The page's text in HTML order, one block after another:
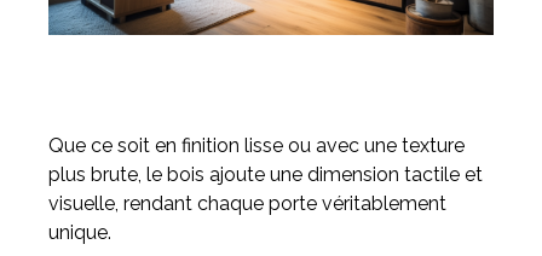
Que ce soit en finition lisse ou avec une texture
plus brute, le bois ajoute une dimension tactile et
visuelle, rendant chaque porte véritablement
unique.